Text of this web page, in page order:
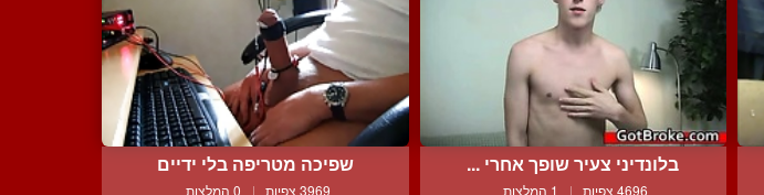
בלונדיני צעיר שופך אחרי ...
4696 צפיות | 1 המלצות
שפיכה מטריפה בלי ידיים
3969 צפיות | 0 המלצות